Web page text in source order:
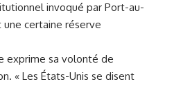
invoqué par Port-au-
certaine réserve
exprime sa volonté de
« Les États-Unis se disent